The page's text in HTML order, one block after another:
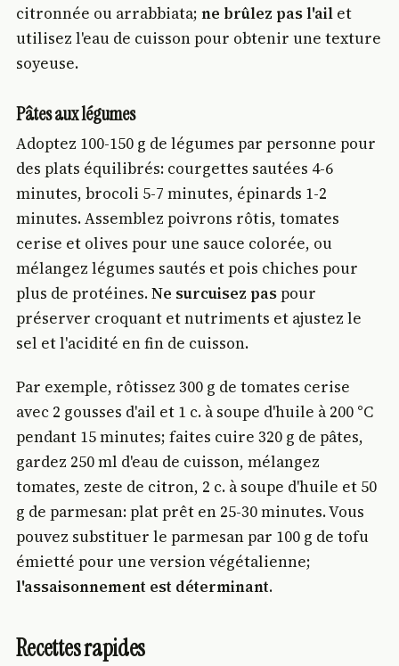
citronnée ou arrabbiata;ne brûlez pas l'ail et
utilisez l'eau de cuisson pour obtenir une texture
soyeuse.
Pâtes aux légumes
Adoptez 100-150 g de légumes par personne pour
des plats équilibrés: courgettes sautées 4-6
minutes, brocoli 5-7 minutes, épinards 1-2
minutes. Assemblez poivrons rôtis, tomates
cerise et olives pour une sauce colorée, ou
mélangez légumes sautés et pois chiches pour
plus de protéines.Ne surcuisez paspour
préserver croquant et nutriments et ajustez le
sel et l'acidité en fin de cuisson.
Par exemple, rôtissez 300 g de tomates cerise
avec 2 gousses d'ail et 1 c. à soupe d'huile à 200 °C
pendant 15 minutes; faites cuire 320 g de pâtes,
gardez 250 ml d'eau de cuisson, mélangez
tomates, zeste de citron, 2 c. à soupe d'huile et 50
g de parmesan: plat prêt en 25-30 minutes. Vous
pouvez substituer le parmesan par 100 g de tofu
émietté pour une version végétalienne;
l'assaisonnement est déterminant.
Recettes rapides